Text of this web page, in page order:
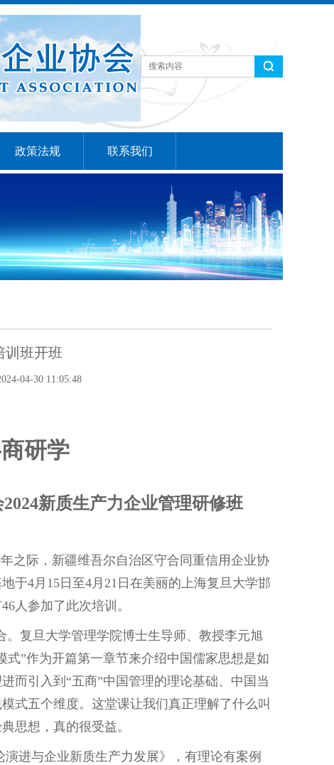
政策法规 联系我们
训班开班
04-30 11:05:48
研学
新质生产力企业管理研修班
之际， 新疆维吾尔自治区守合同重信用企业协
于4月15日至4月21日在美丽的上海复旦大学邯
人参加了此次培训。
复旦大学管理学院博士生导师、教授李元旭
式”作为开篇第一章节来介绍中国儒家思想是如
而引入到“五商”中国管理的理论基础、中国当
式五个维度。这堂课让我们真正理解了什么叫
思想，真的很受益。
演进与企业新质生产力发展》，有理论有案例